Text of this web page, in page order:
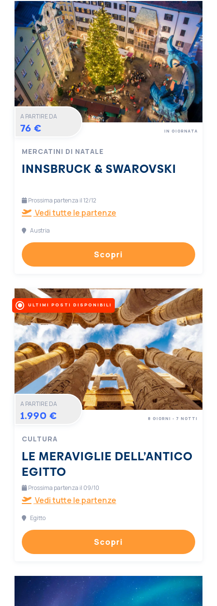
A PARTIRE DA
76 €
MERCATINI DI NATALE
INNSBRUCK & SWAROVSKI
IN GIORNATA
Prossima partenza il 12/12
Vedi tutte le partenze
Austria
Scopri
ULTIMI POSTI DISPONIBILI
A PARTIRE DA
1.990 €
CULTURA
LE MERAVIGLIE DELL’ANTICO
EGITTO
8 GIORNI - 7 NOTTI
Prossima partenza il 09/10
Vedi tutte le partenze
Egitto
Scopri